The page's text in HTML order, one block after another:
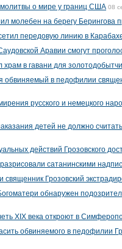
о мире у границ США 08
молебен на берегу Берингова
передовую линию в
Аравии смогут
храм в гавани для
обвиняемый в педофилии
русского и немецкого
детей не должно
действий Грозовского
сатанинскими
Грозовский
обнаружен
XIX века откроют в
обвиняемого в педофилии